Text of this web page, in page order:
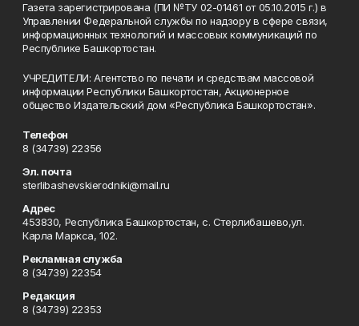
Газета зарегистрирована (ПИ №ТУ 02-01461 от 05.10.2015 г.) в
Управлении Федеральной службы по надзору в сфере связи,
информационных технологий и массовых коммуникаций по
Республике Башкортостан.
УЧРЕДИТЕЛИ: Агентство по печати и средствам массовой
информации Республики Башкортостан, Акционерное
общество Издательский дом «Республика Башкортостан».
Телефон
8 (34739) 22356
Эл. почта
sterlibashevskierodniki@mail.ru
Адрес
453830, Республика Башкортостан, c. Стерлибашево,ул.
Карла Маркса, 102.
Рекламная служба
8 (34739) 22354
Редакция
8 (34739) 22353